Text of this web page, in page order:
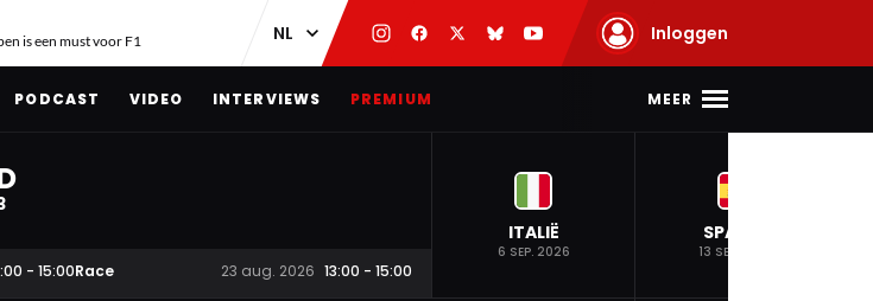
is een must voor F1 Inloggen
PODCAST VIDEO INTERVIEWS PREMIUM MEER
- 15:00Race 23 aug. 2026 13:00 - 15:00
ITALIË
6 SEP. 2026
SPANJE
13 SEP. 2026